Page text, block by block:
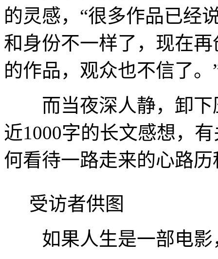
的灵感，“很多作品已经
和身份不一样了，现在
的作品，观众也不信了。
而当夜深人静，卸下
近1000字的长文感想，
何看待一路走来的心路历
受访者供图
如果人生是一部电影